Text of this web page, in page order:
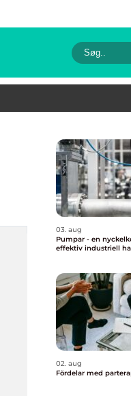
03. aug
Pumpar - en
effektiv industriell
02. aug
Fördelar med